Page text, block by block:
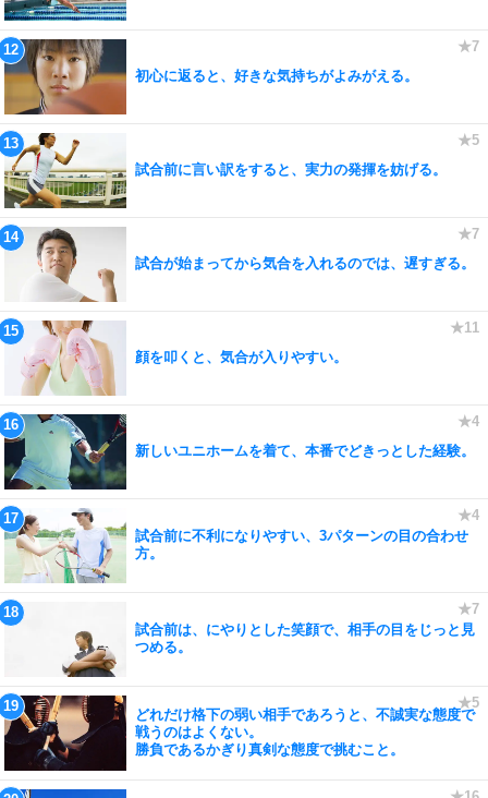
初心に返ると、好きな気持ちがよみがえる。
試合前に言い訳をすると、実力の発揮を妨げる。
試合が始まってから気合を入れるのでは、遅すぎる。
顔を叩くと、気合が入りやすい。
新しいユニホームを着て、本番でどきっとした経験。
試合前に不利になりやすい、3パターンの目の合わせ
方。
試合前は、にやりとした笑顔で、相手の目をじっと見
つめる。
どれだけ格下の弱い相手であろうと、不誠実な態度で
戦うのはよくない。
勝負であるかぎり真剣な態度で挑むこと。